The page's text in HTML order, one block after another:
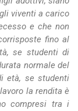
viventi a carico
e che non
fino al
se studenti di
normale del
età, se studenti
la rendita è
compresi tra i